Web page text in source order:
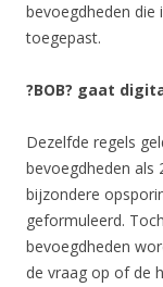
bevoegdheden die
toegepast.
?BOB? gaat
Dezelfde regels
bevoegdheden als
bijzondere
geformuleerd.
bevoegdheden
de vraag op of de